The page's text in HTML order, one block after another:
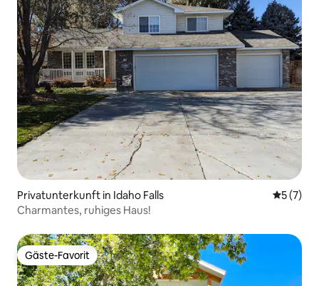
Privatunterkunft in Idaho Falls
5 (7)
Charmantes, ruhiges Haus!
Gäste-Favorit
Gäste-Favorit